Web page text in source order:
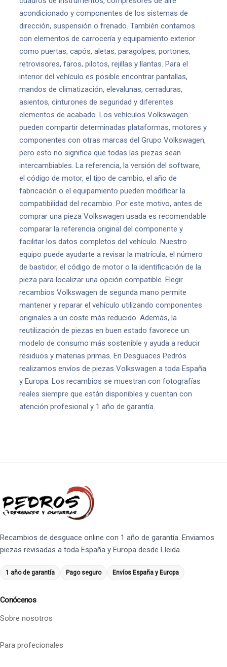
acondicionado y componentes de los sistemas de
dirección, suspensión o frenado. También contamos
con elementos de carrocería y equipamiento exterior
como puertas, capós, aletas, paragolpes, portones,
retrovisores, faros, pilotos, rejillas y llantas. Para el
interior del vehículo es posible encontrar pantallas,
mandos de climatización, elevalunas, cerraduras,
asientos, cinturones de seguridad y diferentes
elementos de acabado. Los vehículos Volkswagen
pueden compartir determinadas plataformas, motores y
componentes con otras marcas del Grupo Volkswagen,
pero esto no significa que todas las piezas sean
intercambiables. La referencia, la versión del software,
el código de motor, el tipo de cambio, el año de
fabricación o el equipamiento pueden modificar la
compatibilidad del recambio. Por este motivo, antes de
comprar una pieza Volkswagen usada es recomendable
comparar la referencia original del componente y
facilitar los datos completos del vehículo. Nuestro
equipo puede ayudarte a revisar la matrícula, el número
de bastidor, el código de motor o la identificación de la
pieza para localizar una opción compatible. Elegir
recambios Volkswagen de segunda mano permite
mantener y reparar el vehículo utilizando componentes
originales a un coste más reducido. Además, la
reutilización de piezas en buen estado favorece un
modelo de consumo más sostenible y ayuda a reducir
residuos y materias primas. En Desguaces Pedrós
realizamos envíos de piezas Volkswagen a toda España
y Europa. Los recambios se muestran con fotografías
reales siempre que están disponibles y cuentan con
atención profesional y 1 año de garantía.
Recambios de desguace online con 1 año de garantía. Enviamos
piezas revisadas a toda España y Europa desde Lleida.
1 año de garantía Pago seguro Envíos España y Europa
Conócenos
Sobre nosotros
Para profecionales